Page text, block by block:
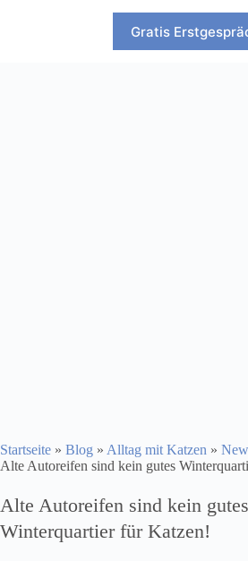
Gratis
Startseite » Blog » Alltag mit Katzen »
Alte Autoreifen sind kein gutes
Alte Autoreifen sind kein gutes
Winterquartier für Katzen!